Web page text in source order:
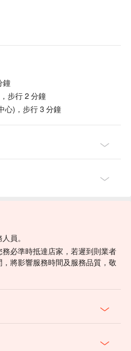
鐘
步行 2 分鐘
心)，步行 3 分鐘
員。
必準時抵達店家，若遲到則業者
將影響服務時間及服務品質，敬